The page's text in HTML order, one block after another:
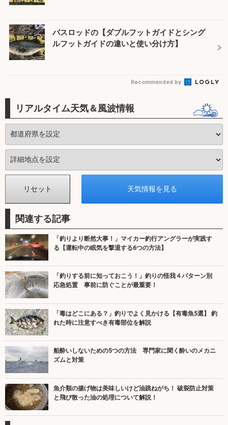
バスロッドの【ダブルフットガイドとシング
ルフットガイドの違いと使い分け方】
Recommended by
リアルタイム天気＆風波情報
関連する記事
「釣りより断然大事！」マイカー釣行アングラーが実践す
る【運転中の眠気を撃退する6つの方法】
「釣りする前に知っておこう！」釣りの怪我４パターン別
応急処置 事前に防ぐことが最重要！
「毒はどこにある？」釣りでよく見かける【有毒魚5選】 釣
れた時に注意すべき有毒部位を解説
船酔いしないための5つの方法 専門家に聞く酔いのメカニ
ズムと対策
魚介類の揚げ物は美味しいけど油跳ねがち！ 破裂防止対策
と飛び散った油の処理について解説！